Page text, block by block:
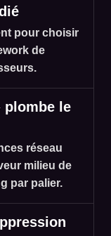
pour choisir
de
plombe le
réseau
milieu de
par palier.